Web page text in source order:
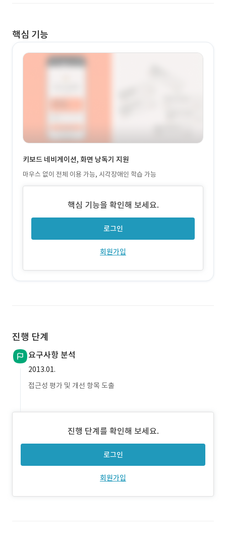
핵심 기능
키보드 네비게이션, 화면 낭독기 지원
마우스 없이 전체 이용 가능, 시각장애인 학습 가능
핵심 기능을 확인해 보세요.
로그인
회원가입
진행 단계
요구사항 분석
2013.01.
접근성 평가 및 개선 항목 도출
진행 단계를 확인해 보세요.
로그인
회원가입